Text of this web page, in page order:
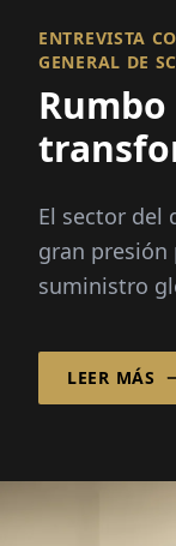
ENTREVISTA
GENERAL DE
El sector del
gran presión
suministro
cinco
Home of
LEER MÁS